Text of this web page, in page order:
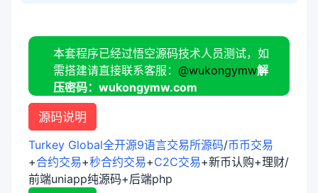
本套程序已经过悟空源码技术人员测试，如
需搭建请直接联系客服： @wukongymw解
压密码：wukongymw.com
源码说明
Turkey Global全开源9语言交易所源码/币币交易
+合约交易+秒合约交易+C2C交易+新币认购+理财/
前端uniapp纯源码+后端php